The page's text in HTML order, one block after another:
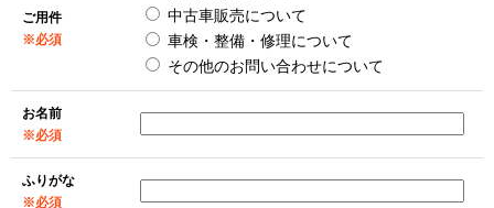
ご用件
※必須
中古車販売について
車検・整備・修理について
その他のお問い合わせについて
お名前
※必須
ふりがな
※必須